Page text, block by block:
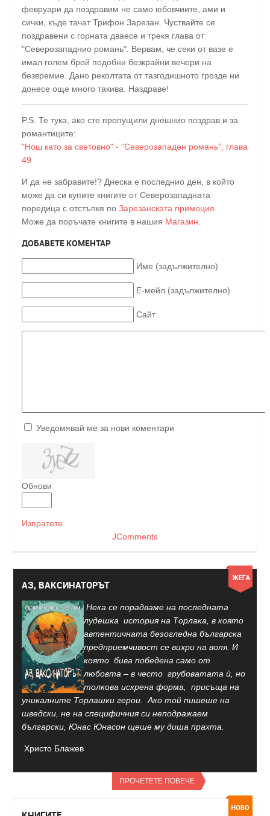
февруари да поздравим не само юбовчиите, ами и
сички, къде тачат Трифон Зарезан. Чуствайте се
поздравени с горната дваесе и трекя глава от
"Северозападнио романь". Вервам, че секи от вазе е
имал голем брой подобни безкрайни вечери на
безвремие. Дано реколтата от тазгодишното грозде ни
донесе още много такива. Наздраве!
P.S. Те тука, ако сте пропущили днешнио поздрав и за
романтиците:
"Нош като за световно" - "Северозападен романь", глава
49
И да не забравите!? Днеска е последнио ден, в който
може да си купите книгите от Северозападната
поредица с отстъпкя по Зарезанската примоция.
Може да поръчате книгите в нашия Магазин.
ДОБАВЕТЕ КОМЕНТАР
Име (задължително)
Е-мейл (задължително)
Сайт
Уведомявай ме за нови коментари
Обнови
Изпратете
JComments
АЗ, ВАКСИНАТОРЪТ
Нека се порадваме на последната
лудешка история на Торлака, в която
автентичната безогледна българска
предприемчивост се вихри на воля. И
която бива победена само от
любовта – в често грубоватата ѝ, но
толкова искрена форма, присъща на
уникалните Торлашки герои. Ако той пишеше на
шведски, не на специфичния си неподражаем
български, Юнас Юнасон щеше му диша прахта.
Христо Блажев
ПРОЧЕТЕТЕ ПОВЕЧЕ